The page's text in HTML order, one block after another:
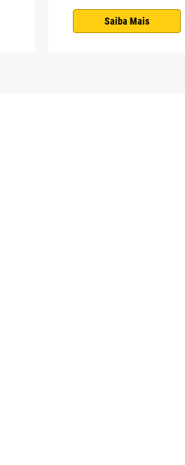
Saiba Mais